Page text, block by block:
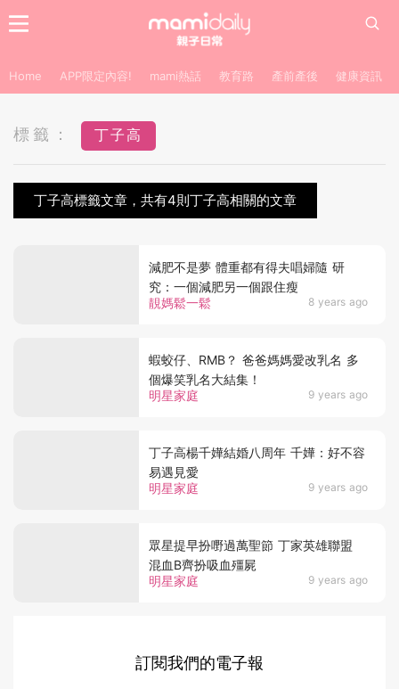
Home APP限定內容! mami熱話 教育路 產前產後 健康資訊
標籤： 丁子高
丁子高標籤文章，共有4則丁子高相關的文章
靚媽鬆一鬆 8 years ago
減肥不是夢 體重都有得夫唱婦隨 研
究：一個減肥另一個跟住瘦
明星家庭 9 years ago
蝦蛟仔、RMB？ 爸爸媽媽愛改乳名 多
個爆笑乳名大結集！
明星家庭 9 years ago
丁子高楊千嬅結婚八周年 千嬅：好不容
易遇見愛
明星家庭 9 years ago
眾星提早扮嘢過萬聖節 丁家英雄聯盟
混血B齊扮吸血殭屍
訂閱我們的電子報